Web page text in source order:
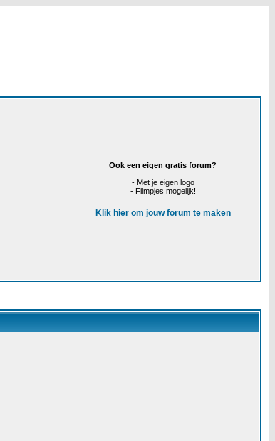
Ook een eigen gratis forum?
- Met je eigen logo
- Filmpjes mogelijk!
Klik hier om jouw forum te maken